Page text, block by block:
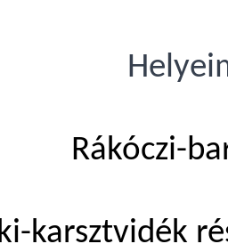
Rákóczi-
karsztvidék